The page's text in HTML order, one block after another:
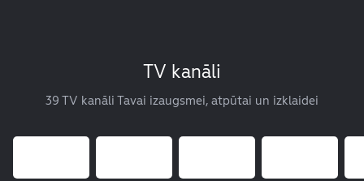
TV kanāli
39 TV kanāli Tavai izaugsmei, atpūtai un izklaidei